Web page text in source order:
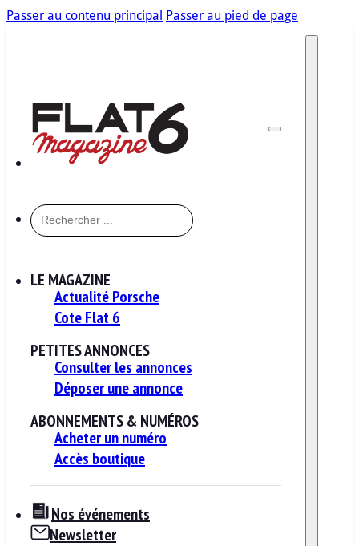
Passer au contenu principal Passer au pied de page
RECHERCHER
LE MAGAZINE
Actualité Porsche
Cote Flat 6
PETITES ANNONCES
Consulter les annonces
Déposer une annonce
ABONNEMENTS & NUMÉROS
Acheter un numéro
Accès boutique
Nos événements
Newsletter